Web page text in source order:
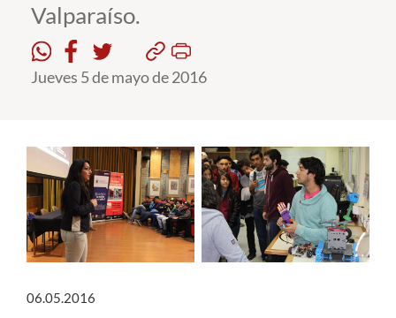
Estudiantes
Académicos
English
Valparaíso.
Jueves 5 de mayo de 2016
06.05.2016